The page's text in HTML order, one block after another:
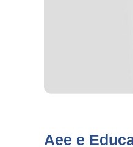
Aee e